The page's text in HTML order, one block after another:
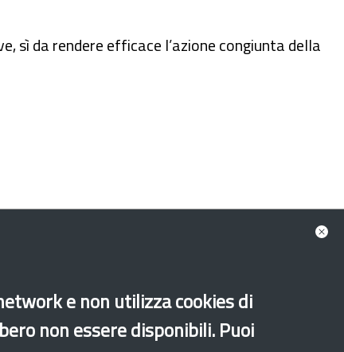
sì da rendere efficace l’azione congiunta della
e non utilizza cookies di
non essere disponibili. Puoi